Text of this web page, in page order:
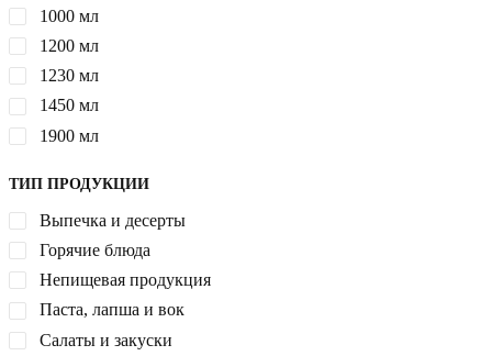
1000 мл
1200 мл
1230 мл
1450 мл
1900 мл
ТИП ПРОДУКЦИИ
Выпечка и десерты
Горячие блюда
Непищевая продукция
Паста, лапша и вок
Салаты и закуски